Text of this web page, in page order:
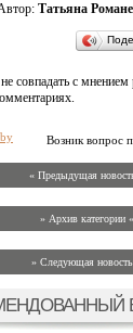
Татьяна
совпадать с
Возник вопрос
« Предыдущая
» Архив категории «
» Следующая